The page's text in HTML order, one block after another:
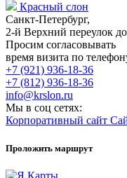
Красный слон
Санкт-Петербург,
2-й Верхний переулок
Просим согласовывать
время визита по
+7 (921) 936-18-36
+7 (812) 936-18-36
info@krslon.ru
Мы в соц сетях:
Корпоративный сайт
Проложить маршрут